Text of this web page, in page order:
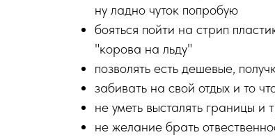
ну ладно чуток попробую
бояться пойти на стрип
"корова на льду"
позволять есть дешевые,
забивать на свой отдых и то
не уметь высталять границы и
не желание брать